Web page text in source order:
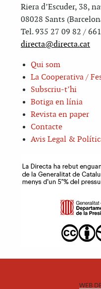
Riera d’Escuder, 38,
08028 Sants
Tel. 935 27 09 82 /
directa@directa.cat
Qui som
La Cooperativa /
Subscriu-t’hi
Botiga en línia
Revista en paper
Contacte
Avis Legal &
WEB